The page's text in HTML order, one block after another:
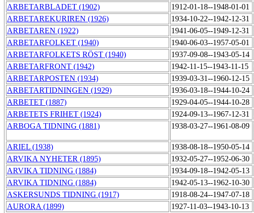
ARBETARBLADET (1902) 1912-01-18--1948-01-01
ARBETAREKURIREN (1926) 1934-10-22--1942-12-31
ARBETAREN (1922) 1941-06-05--1949-12-31
ARBETARFOLKET (1940) 1940-06-03--1957-05-01
ARBETARFOLKETS RÖST (1940) 1937-09-08--1943-05-14
ARBETARFRONT (1942) 1942-11-15--1943-11-15
ARBETARPOSTEN (1934) 1939-03-31--1960-12-15
ARBETARTIDNINGEN (1929) 1936-03-18--1944-10-24
ARBETET (1887) 1929-04-05--1944-10-28
ARBETETS FRIHET (1924) 1924-09-13--1967-12-31
ARBOGA TIDNING (1881) 1938-03-27--1961-08-09
ARIEL (1938) 1938-08-18--1950-05-14
ARVIKA NYHETER (1895) 1932-05-27--1952-06-30
ARVIKA TIDNING (1884) 1934-09-18--1942-05-13
ARVIKA TIDNING (1884) 1942-05-13--1962-10-30
ASKERSUNDS TIDNING (1917) 1918-08-24--1947-07-18
AURORA (1899) 1927-11-03--1943-10-13